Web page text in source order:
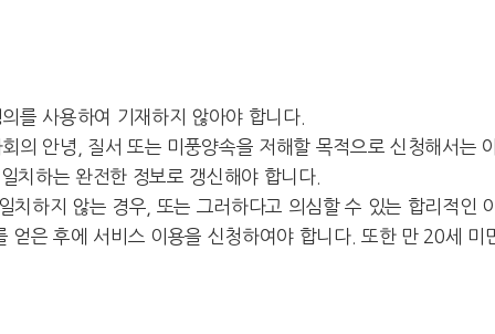
를 사용하여 기재하지 않아야 합니다.
의 안녕, 질서 또는 미풍양속을 저해할 목적으로 신청해서는
치하는 완전한 정보로 갱신해야 합니다.
치하지 않는 경우, 또는 그러하다고 의심할 수 있는 합리적인
은 후에 서비스 이용을 신청하여야 합니다. 또한 만 20세 미